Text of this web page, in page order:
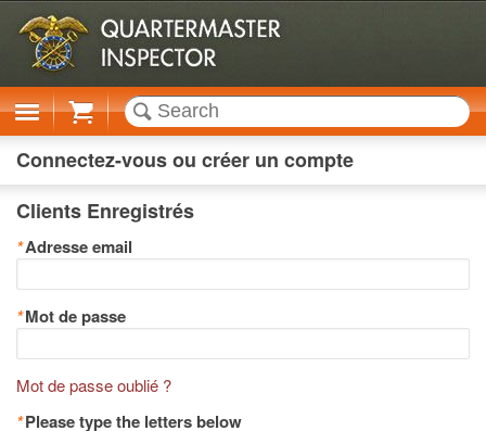
Cart
Connectez-vous ou créer un compte
Clients Enregistrés
*Adresse email
*Mot de passe
Mot de passe oublié ?
*Please type the letters below